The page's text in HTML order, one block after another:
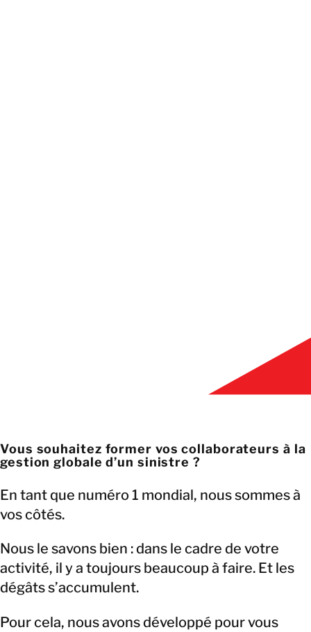
Vous souhaitez former vos collaborateurs à la
gestion globale d’un sinistre ?
En tant que numéro 1 mondial, nous sommes à
vos côtés.
Nous le savons bien : dans le cadre de votre
activité, il y a toujours beaucoup à faire. Et les
dégâts s’accumulent.
Pour cela, nous avons développé pour vous